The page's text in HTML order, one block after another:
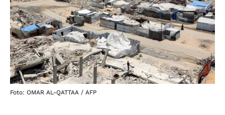
Foto: OMAR AL-QATTAA / AFP